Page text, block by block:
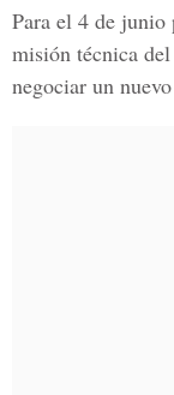
Para el 4 de
misión técnica
negociar un